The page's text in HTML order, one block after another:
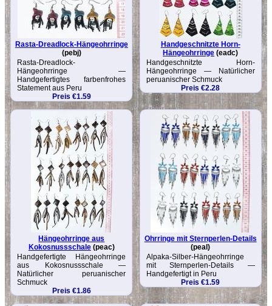
Rasta-Dreadlock-Hängeohrringe
(pebj)
Rasta-Dreadlock-
Hängeohrringe —
Handgefertigtes farbenfrohes
Statement aus Peru
Preis €1.59
Handgeschnitzte Horn-
Hängeohrringe (eadc)
Handgeschnitzte Horn-
Hängeohrringe — Natürlicher
peruanischer Schmuck
Preis €2.28
Hängeohrringe aus
Kokosnussschale(peac)
Handgefertigte Hängeohrringe
aus Kokosnussschale —
Natürlicher peruanischer
Schmuck
Preis €1.86
Ohrringe mit Sternperlen-Details
(peal)
Alpaka-Silber-Hängeohrringe
mit Sternperlen-Details —
Handgefertigt in Peru
Preis €1.59